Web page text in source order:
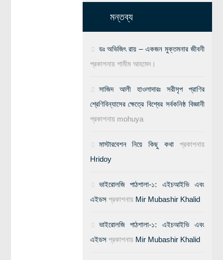
মন্তব্য
ডঃ অভিজিৎ রায় – একজন মুক্তমনার জীবনী
প্রকাশনায় শামীম আহমেদ।
সাজিদ আলী হাওলাদারঃ সরীসৃপ প্রাণির
শ্রেণিবিন্যাসের ক্ষেত্রে বিশ্বের সর্বকনিষ্ঠ বিজ্ঞানী
প্রকাশনায় mohuya
মাস্টারবেশন নিয়ে কিছু কথাপ্রকাশনায়
Hridoy
ভাইরোলজি পাঠশালা-১: এইচআইভি এবং
এইডসপ্রকাশনায় Mir Mubashir Khalid
ভাইরোলজি পাঠশালা-১: এইচআইভি এবং
এইডসপ্রকাশনায় Mir Mubashir Khalid